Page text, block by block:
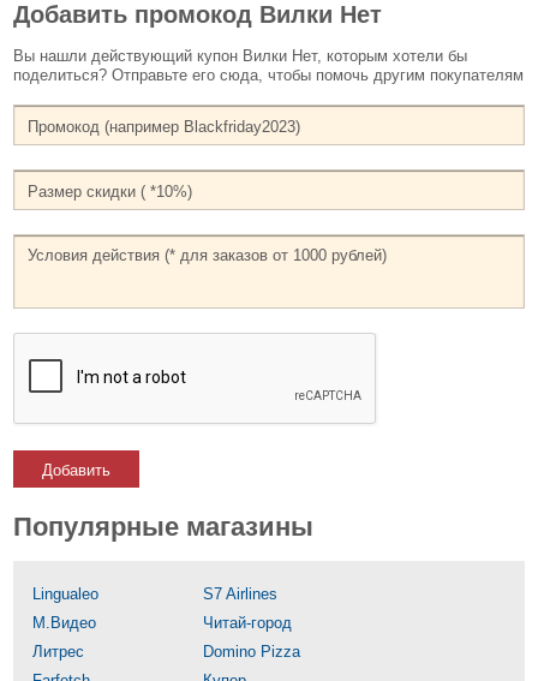
Добавить промокод Вилки Нет
Вы нашли действующий купон Вилки Нет, которым хотели бы
поделиться? Отправьте его сюда, чтобы помочь другим покупателям
Добавить
Популярные магазины
Lingualeo
S7 Airlines
М.Видео
Читай-город
Литрес
Domino Pizza